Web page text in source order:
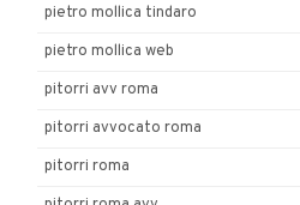
pietro mollica tindaro
pietro mollica web
pitorri avv roma
pitorri avvocato roma
pitorri roma